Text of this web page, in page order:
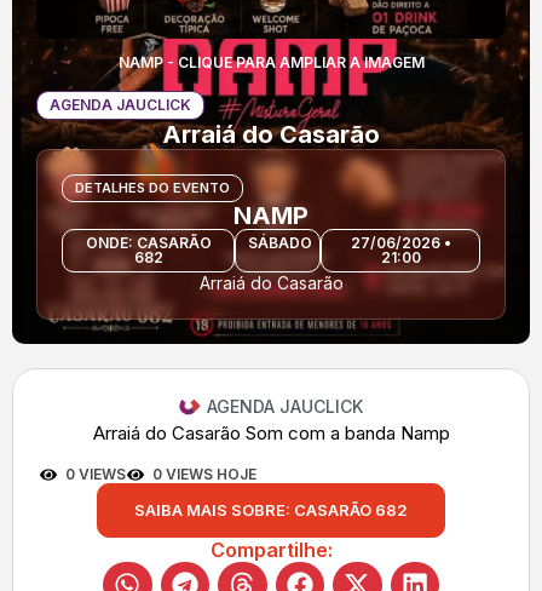
AGENDA JAUCLICK
Arraiá do Casarão
DETALHES DO EVENTO
NAMP
ONDE: CASARÃO
682
SÁBADO
27/06/2026 •
21:00
Arraiá do Casarão
NAMP - CLIQUE PARA AMPLIAR A IMAGEM
AGENDA JAUCLICK
Arraiá do Casarão Som com a banda Namp
0 VIEWS 0 VIEWS HOJE
SAIBA MAIS SOBRE: CASARÃO 682
Compartilhe: